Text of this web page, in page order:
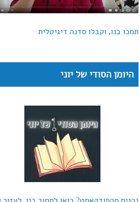
תמכו בנו, וקבלו סדנה דיגיטלית
היומן הסודי של יוני